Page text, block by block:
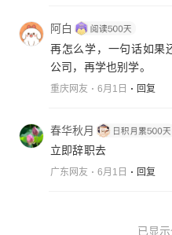
阿白
再怎么学，一句话如果
公司，再学也别学。
重庆网友 6月1日 回复
春华秋月
立即辞职去
广东网友 6月1日 回复
已显